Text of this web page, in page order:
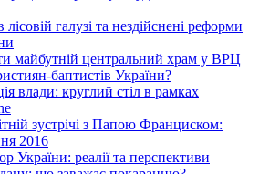
лісовій галузі та нездійснені реформи
майбутній центральний храм у ВРЦ
баптистів України?
влади: круглий стіл в рамках
зустрічі з Папою Франциском:
2016
України: реалії та перспективи